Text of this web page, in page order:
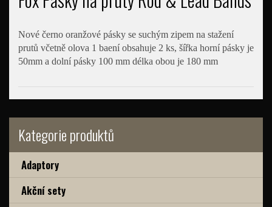
Kategorie produktů
Adaptory
Akční sety
Nové černo oranžové pásky se suchým zipem na stažení
prutů včetně olova 1 baení obsahuje 2 ks, šířka horní pásky je
50mm a dolní pásky 100 mm délka obou je 180 mm